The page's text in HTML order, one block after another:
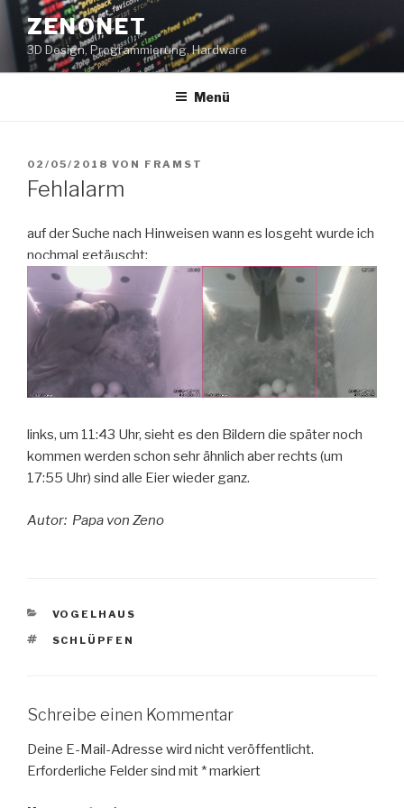
Zum
Inhalt
springen
ZENONET
3D Design, Programmierung, Hardware
Menü
VERÖFFENTLICHT
AM
02/05/2018 VON FRAMST
Fehlalarm
auf der Suche nach Hinweisen wann es losgeht wurde ich
nochmal getäuscht:
links, um 11:43 Uhr, sieht es den Bildern die später noch
kommen werden schon sehr ähnlich aber rechts (um
17:55 Uhr) sind alle Eier wieder ganz.
Autor: Papa von Zeno
KATEGORIEN
VOGELHAUS
SCHLAGWÖRTER
SCHLÜPFEN
Schreibe einen Kommentar
Deine E-Mail-Adresse wird nicht veröffentlicht.
Erforderliche Felder sind mit *markiert